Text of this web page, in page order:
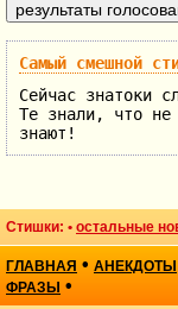
Самый смешной
Сейчас знатоки
Те знали, что не
знают!
Стишки: • остальные
ГЛАВНАЯ • АНЕКДОТЫ
ФРАЗЫ •